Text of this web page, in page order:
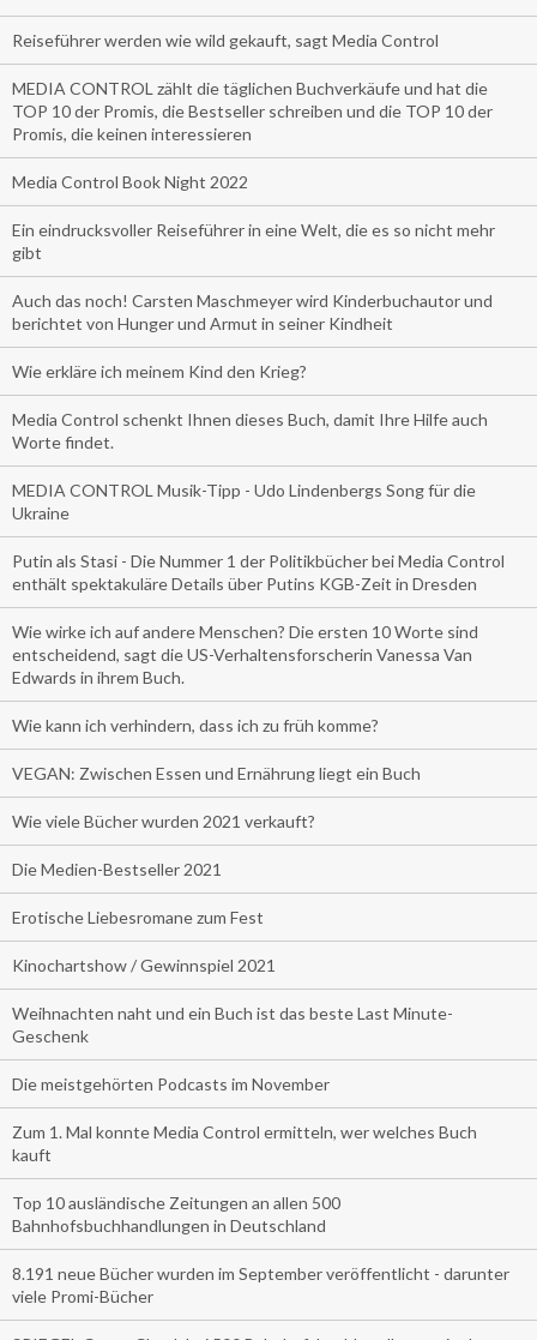
Reiseführer werden wie wild gekauft, sagt Media Control
MEDIA CONTROL zählt die täglichen Buchverkäufe und hat die
TOP 10 der Promis, die Bestseller schreiben und die TOP 10 der
Promis, die keinen interessieren
Media Control Book Night 2022
Ein eindrucksvoller Reiseführer in eine Welt, die es so nicht mehr
gibt
Auch das noch! Carsten Maschmeyer wird Kinderbuchautor und
berichtet von Hunger und Armut in seiner Kindheit
Wie erkläre ich meinem Kind den Krieg?
Media Control schenkt Ihnen dieses Buch, damit Ihre Hilfe auch
Worte findet.
MEDIA CONTROL Musik-Tipp - Udo Lindenbergs Song für die
Ukraine
Putin als Stasi - Die Nummer 1 der Politikbücher bei Media Control
enthält spektakuläre Details über Putins KGB-Zeit in Dresden
Wie wirke ich auf andere Menschen? Die ersten 10 Worte sind
entscheidend, sagt die US-Verhaltensforscherin Vanessa Van
Edwards in ihrem Buch.
Wie kann ich verhindern, dass ich zu früh komme?
VEGAN: Zwischen Essen und Ernährung liegt ein Buch
Wie viele Bücher wurden 2021 verkauft?
Die Medien-Bestseller 2021
Erotische Liebesromane zum Fest
Kinochartshow / Gewinnspiel 2021
Weihnachten naht und ein Buch ist das beste Last Minute-
Geschenk
Die meistgehörten Podcasts im November
Zum 1. Mal konnte Media Control ermitteln, wer welches Buch
kauft
Top 10 ausländische Zeitungen an allen 500
Bahnhofsbuchhandlungen in Deutschland
8.191 neue Bücher wurden im September veröffentlicht - darunter
viele Promi-Bücher